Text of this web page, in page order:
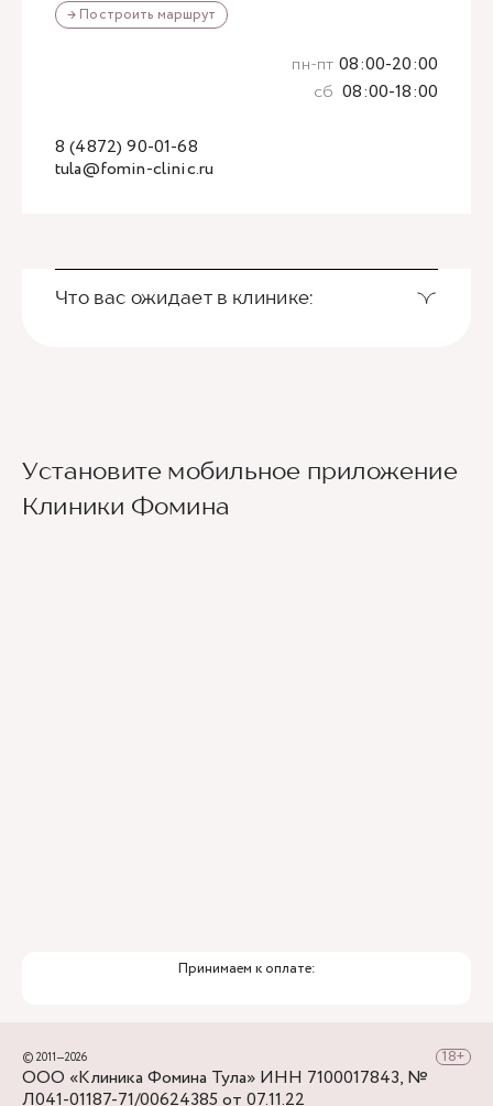
→ Построить маршрут
tula@fomin-clinic.ru
8 (4872) 90-01-68
пн-пт 08:00-20:00
сб 08:00-18:00
Что вас ожидает в клинике:
Ведущие врачи региона
Установите мобильное приложение
Клиники Фомина
Принимаем к оплате:
© 2011—2026
ООО «Клиника Фомина Тула» ИНН 7100017843, №
Л041-01187-71/00624385 от 07.11.22